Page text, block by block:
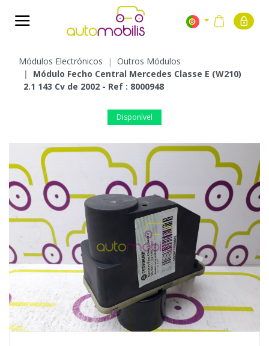
Módulos Electrónicos
Outros Módulos
Módulo Fecho Central Mercedes Classe E (W210)
2.1 143 Cv de 2002 - Ref : 8000948
Disponível